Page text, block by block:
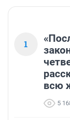
1
всю
5